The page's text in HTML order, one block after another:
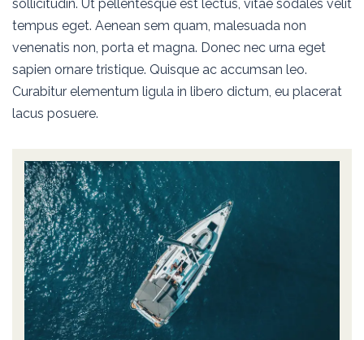
sollicitudin. Ut pellentesque est lectus, vitae sodales velit
tempus eget. Aenean sem quam, malesuada non
venenatis non, porta et magna. Donec nec urna eget
sapien ornare tristique. Quisque ac accumsan leo.
Curabitur elementum ligula in libero dictum, eu placerat
lacus posuere.